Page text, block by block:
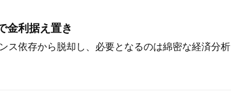
金利据え置き
ス依存から脱却し、必要となるのは綿密な経済分析